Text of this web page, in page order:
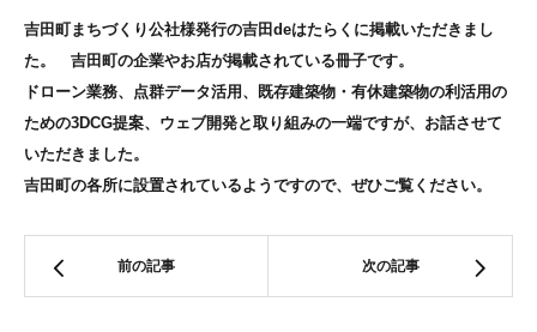
吉田町まちづくり公社様発行の吉田deはたらくに掲載いただきまし
た。 吉田町の企業やお店が掲載されている冊子です。
ドローン業務、点群データ活用、既存建築物・有休建築物の利活用の
ための3DCG提案、ウェブ開発と取り組みの一端ですが、お話させて
いただきました。
吉田町の各所に設置されているようですので、ぜひご覧ください。
前の記事 次の記事